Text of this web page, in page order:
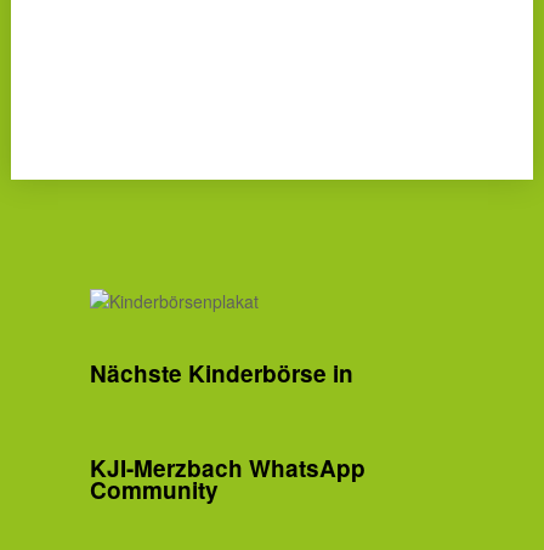
Nächste Kinderbörse in
KJI-Merzbach WhatsApp
Community